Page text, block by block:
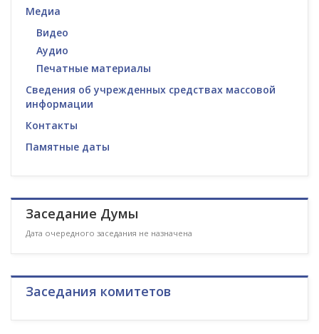
Медиа
Видео
Аудио
Печатные материалы
Сведения об учрежденных средствах массовой
информации
Контакты
Памятные даты
Заседание Думы
Дата очередного заседания не назначена
Заседания комитетов